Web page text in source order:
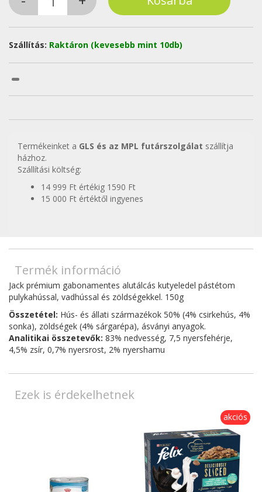
Szállítás: Raktáron (kevesebb mint 10db)
Termékeinket a GLS és az MPL futárszolgálat szállítja
házhoz.
Szállítási költség:
14 999 Ft értékig 1590 Ft
15 000 Ft értéktől ingyenes
Termék információ
Jack prémium gabonamentes alutálcás kutyeledel pástétom
pulykahússal, vadhússal és zöldségekkel. 150g
Összetétel: Hús- és állati származékok 50% (4% csirkehús, 4%
sonka), zöldségek (4% sárgarépa), ásványi anyagok.
Analitikai összetevők: 83% nedvesség, 7,5 nyersfehérje,
4,5% zsír, 0,7% nyersrost, 2% nyershamu
Ezek is érdekelhetnek
akciós